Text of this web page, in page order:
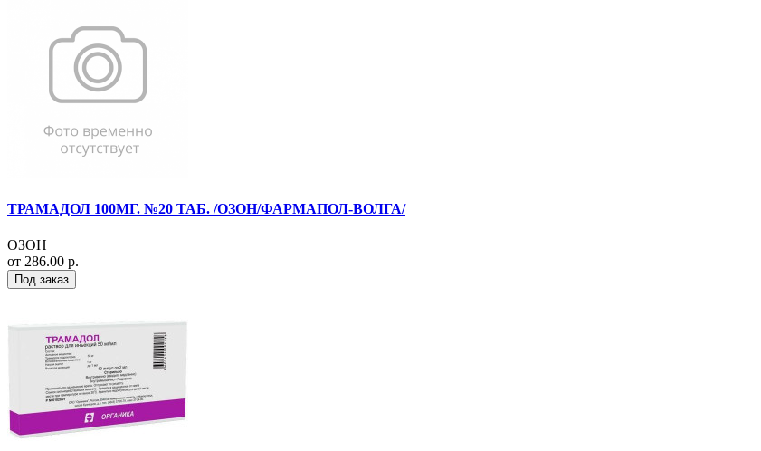
ТРАМАДОЛ 100МГ. №20 ТАБ. /ОЗОН/ФАРМАПОЛ-ВОЛГА/
ОЗОН
от 286.00 р.
Под заказ